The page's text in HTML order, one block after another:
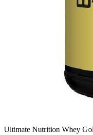
Ultimate Nutrition Whey